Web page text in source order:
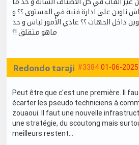
ناوين على ادارة فنية في المستوى ؟؟ و
داخل الجهات ؟؟ عادي الأمور لباس و حد
ماهو متقلق !؟
#3384 01-06-
Redondo taraji
Peut être que c'est une première. Il
écarter les pseudo techniciens à
zouaoui. Il faut une nouvelle
une stratégie, du scoutong mais
meilleurs restent...